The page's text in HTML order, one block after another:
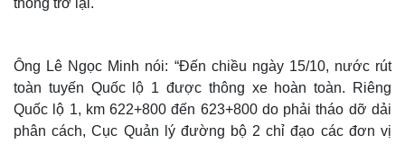
thông trở lại.
Ông Lê Ngọc Minh nói: “Đến chiều ngày 15/10, nước rút
toàn tuyến Quốc lộ 1 được thông xe hoàn toàn. Riêng
Quốc lộ 1, km 622+800 đến 623+800 do phải tháo dỡ dải
phân cách, Cục Quản lý đường bộ 2 chỉ đạo các đơn vị